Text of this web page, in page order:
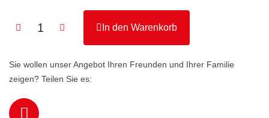
In den Warenkorb
Sie wollen unser Angebot Ihren Freunden und Ihrer Familie
zeigen? Teilen Sie es: